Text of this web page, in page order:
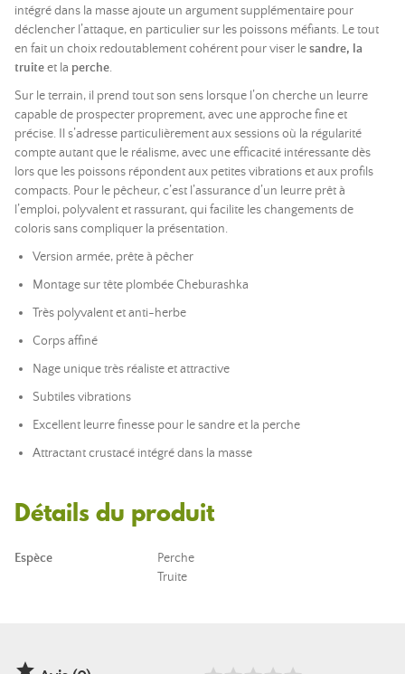
intégré dans la masse ajoute un argument supplémentaire pour
déclencher l’attaque, en particulier sur les poissons méfiants. Le tout
en fait un choix redoutablement cohérent pour viser lesandre, la
truiteet la perche.
Sur le terrain, il prend tout son sens lorsque l’on cherche un leurre
capable de prospecter proprement, avec une approche fine et
précise. Il s’adresse particulièrement aux sessions où la régularité
compte autant que le réalisme, avec une efficacité intéressante dès
lors que les poissons répondent aux petites vibrations et aux profils
compacts. Pour le pêcheur, c’est l’assurance d’un leurre prêt à
l’emploi, polyvalent et rassurant, qui facilite les changements de
coloris sans compliquer la présentation.
Version armée, prête à pêcher
Montage sur tête plombée Cheburashka
Très polyvalent et anti-herbe
Corps affiné
Nage unique très réaliste et attractive
Subtiles vibrations
Excellent leurre finesse pour le sandre et la perche
Attractant crustacé intégré dans la masse
Détails du produit
Espèce
Perche
Truite